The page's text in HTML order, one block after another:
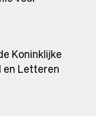
Koninklijke
en Letteren